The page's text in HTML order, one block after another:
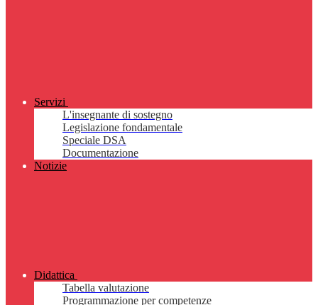
Servizi
L'insegnante di sostegno
Legislazione fondamentale
Speciale DSA
Documentazione
Notizie
Didattica
Tabella valutazione
Programmazione per competenze